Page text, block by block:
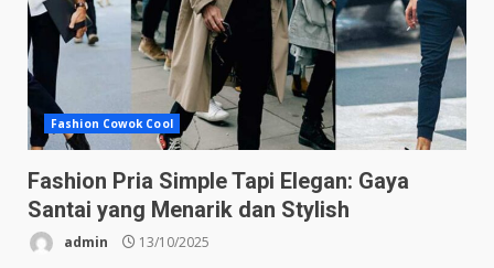
Fashion Cowok Cool
Fashion Pria Simple Tapi Elegan: Gaya
Santai yang Menarik dan Stylish
admin 13/10/2025